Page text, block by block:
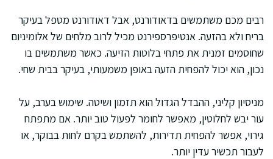
רבים מכם משתמשים בדאודורנט, אבל דאודורנט מטפל בעיקר
בריח ולא בהזעה. אנטיפרספירנט מכיל לרוב מלחים של אלומיניום
שחוסמים זמנית את פתחי בלוטות הזיעה. כאשר משתמשים בו
נכון, הוא יכול להפחית הזעה באופן משמעותי, בעיקר בבית שחי.
מניסיון קליני, ההבדל הגדול הוא תזמון ושיטה. שימוש בערב, על
עור יבש לחלוטין, מאפשר לחומר לפעול טוב יותר. אם מתפתח
גירוי, אפשר להפחית תדירות, להשתמש בקרם לחות בבוקר, או
לעבור תכשיר עדין יותר.